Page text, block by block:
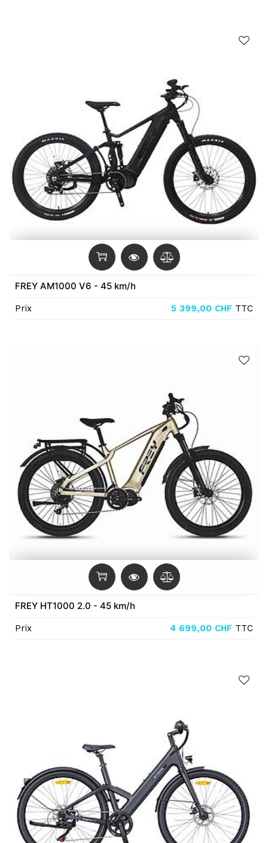
FREY AM1000 V6 - 45 km/h
Prix 5 399,00 CHF TTC
FREY HT1000 2.0 - 45 km/h
Prix 4 699,00 CHF TTC